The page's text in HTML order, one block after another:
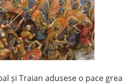
și Traian adusese o pace grea